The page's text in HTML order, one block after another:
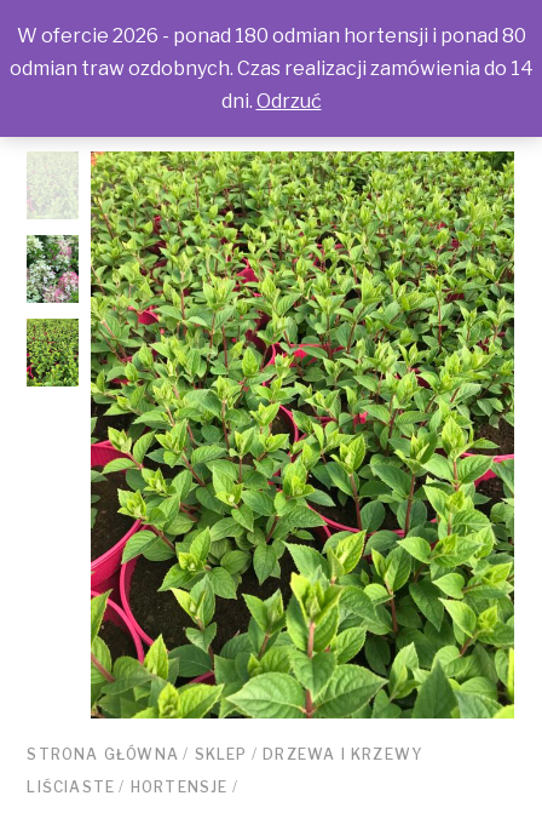
STRONA GŁÓWNA / SKLEP / DRZEWA I KRZEWY
LIŚCIASTE / HORTENSJE /
W ofercie 2026 - ponad 180 odmian hortensji i ponad 80
odmian traw ozdobnych. Czas realizacji zamówienia do 14
dni. Odrzuć